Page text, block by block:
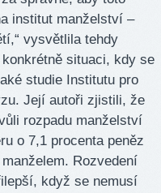
institut manželství –
vysvětlila tehdy
situaci, kdy se
studie Institutu pro
Její autoři zjistili, že
rozpadu manželství
o 7,1 procenta peněz
Rozvedení
když se nemusí